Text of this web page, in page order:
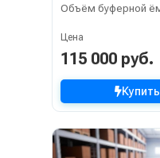
Цена
115 000 руб.
Купить